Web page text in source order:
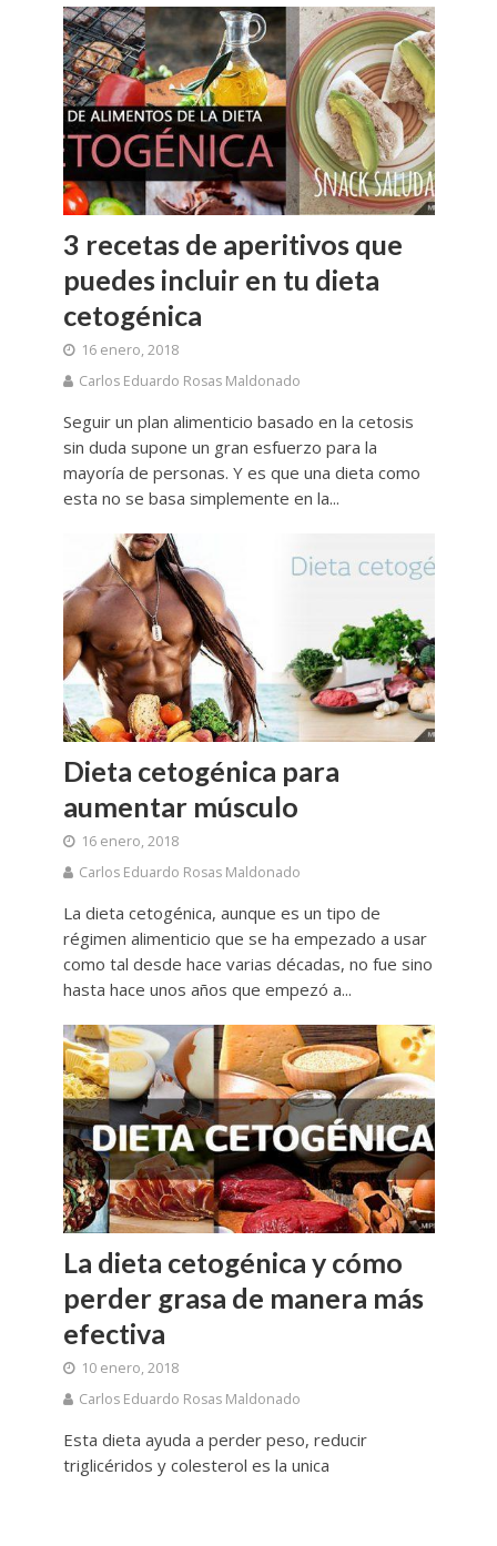
3 recetas de aperitivos que
puedes incluir en tu dieta
cetogénica
16 enero, 2018
Carlos Eduardo Rosas Maldonado
Seguir un plan alimenticio basado en la cetosis
sin duda supone un gran esfuerzo para la
mayoría de personas. Y es que una dieta como
esta no se basa simplemente en la...
Dieta cetogénica para
aumentar músculo
16 enero, 2018
Carlos Eduardo Rosas Maldonado
La dieta cetogénica, aunque es un tipo de
régimen alimenticio que se ha empezado a usar
como tal desde hace varias décadas, no fue sino
hasta hace unos años que empezó a...
La dieta cetogénica y cómo
perder grasa de manera más
efectiva
10 enero, 2018
Carlos Eduardo Rosas Maldonado
Esta dieta ayuda a perder peso, reducir
triglicéridos y colesterol es la unica